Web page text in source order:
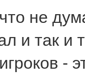
не
и так и
-